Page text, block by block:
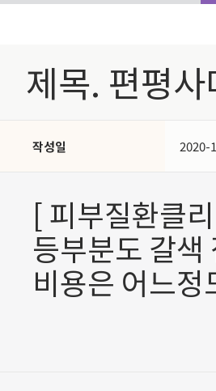
제목. 편평사
작성일 2020-
[ 피부질환클
등부분도 갈
비용은 어느정